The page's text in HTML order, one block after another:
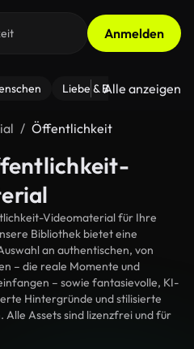
Anmelden
Liebe & Beziehungen
Alle anzeigen
Öffentlichkeit
Videomaterial für Ihre
Bibliothek bietet eine
an authentischen, von
– die reale Momente und
– sowie fantasievolle, KI-
Hintergründe und stilisierte
Assets sind lizenzfrei und für